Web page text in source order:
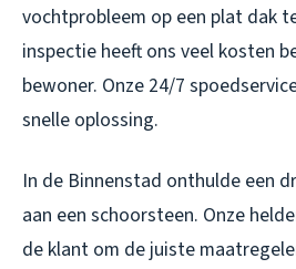
vochtprobleem op een plat dak
inspectie heeft ons veel kosten
bewoner. Onze 24/7
snelle oplossing.
In de Binnenstad onthulde een
aan een schoorsteen. Onze
de klant om de juiste